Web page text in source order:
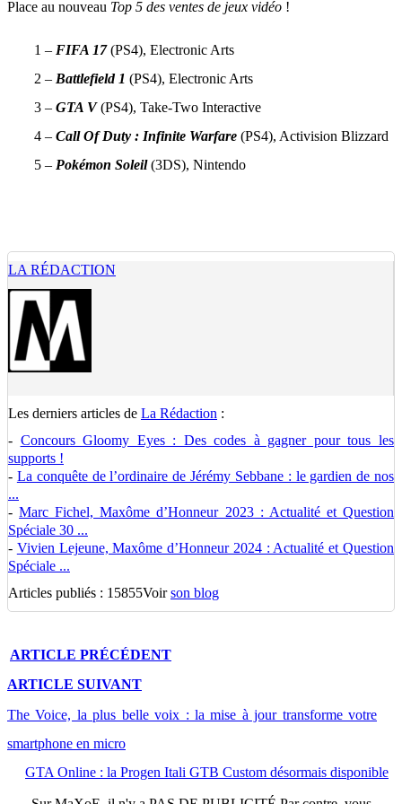
Place au nouveau Top 5 des ventes de jeux vidéo !
1 – FIFA 17(PS4), Electronic Arts
2 – Battlefield 1 (PS4), Electronic Arts
3 – GTA V(PS4), Take-Two Interactive
4 – Call Of Duty : Infinite Warfare (PS4), Activision Blizzard
5 – Pokémon Soleil(3DS), Nintendo
LA RÉDACTION
Les derniers articles de La Rédaction :
- Concours Gloomy Eyes : Des codes à gagner pour tous les
supports !
- La conquête de l’ordinaire de Jérémy Sebbane : le gardien de nos
...
-Marc Fichel, Maxôme d’Honneur 2023 : Actualité et Question
Spéciale 30 ...
- Vivien Lejeune, Maxôme d’Honneur 2024 : Actualité et Question
Spéciale ...
Articles publiés : 15855Voirson blog
ARTICLE PRÉCÉDENT
ARTICLE SUIVANT
The Voice, la plus belle voix : la mise à jour transforme votre
smartphone en micro
GTA Online : la Progen Itali GTB Custom désormais disponible